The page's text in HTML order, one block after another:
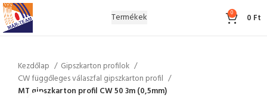
Termékek 0 0 Ft
Kezdőlap
Gipszkarton profilok
CW függőleges válaszfal gipszkarton profil
MT gipszkarton profil CW 50 3m (0,5mm)